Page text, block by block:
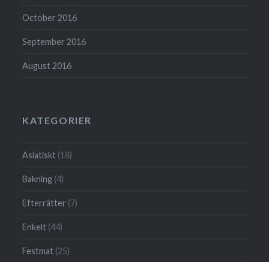
October 2016
September 2016
August 2016
KATEGORIER
Asiatiskt (18)
Bakning (4)
Efterrätter (7)
Enkelt (44)
Festmat (25)